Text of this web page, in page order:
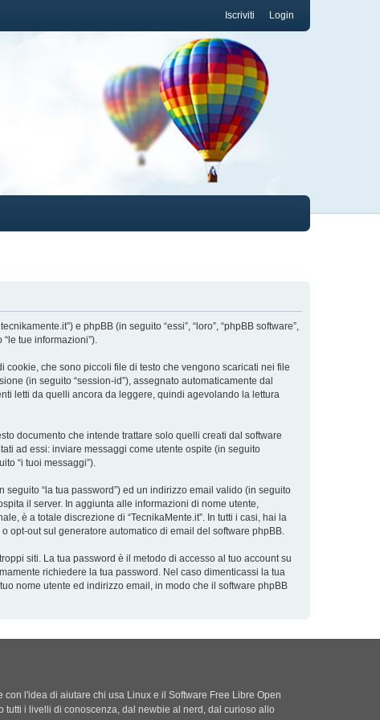
Login
Iscriviti
e phpBB (in seguito “essi”, “loro”, “phpBB software”,
tue informazioni”).
cookie, che sono piccoli file di testo che vengono scaricati nei file
(in seguito “session-id”), assegnato automaticamente dal
letti da quelli ancora da leggere, quindi agevolando la lettura
documento che intende trattare solo quelli creati dal software
ad essi: inviare messaggi come utente ospite (in seguito
“i tuoi messaggi”).
seguito “la tua password”) ed un indirizzo email valido (in seguito
il server. In aggiunta alle informazioni di nome utente,
è a totale discrezione di “TecnikaMente.it”. In tutti i casi, hai la
opt-out sul generatore automatico di email del software phpBB.
siti. La tua password è il metodo di accesso al tuo account su
richiedere la tua password. Nel caso dimenticassi la tua
nome utente ed indirizzo email, in modo che il software phpBB
con l'idea di aiutare chi usa Linux e il Software Free Libre Open
tutti i livelli di conoscenza, dal newbie al nerd, dal curioso allo